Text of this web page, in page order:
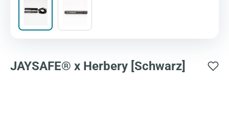
JAYSAFE® x Herbery [Schwarz]